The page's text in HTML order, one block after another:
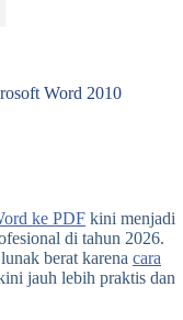
Word 2010
ke PDF kini menjadi
di tahun 2026.
berat karena cara
jauh lebih praktis dan